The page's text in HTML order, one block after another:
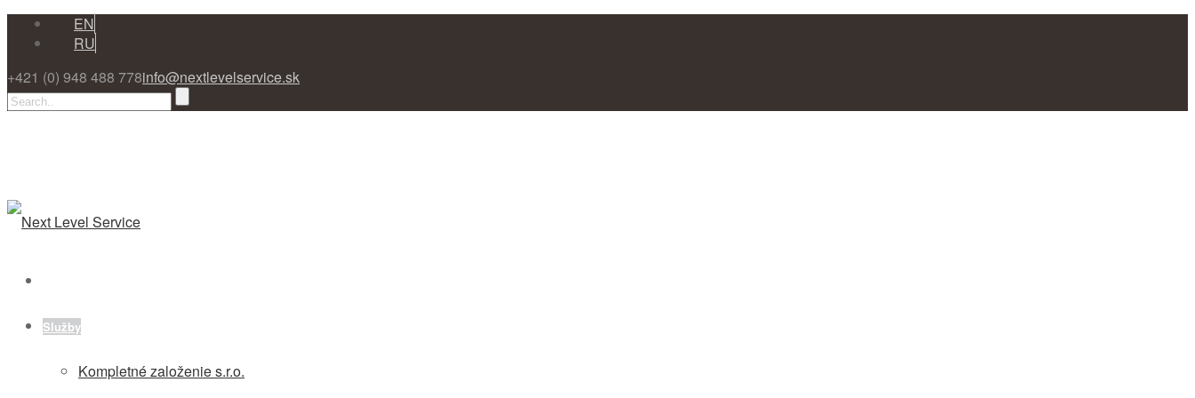
EN
RU
+421 (0) 948 488 778info@nextlevelservice.sk
Služby
Kompletné založenie s.r.o.